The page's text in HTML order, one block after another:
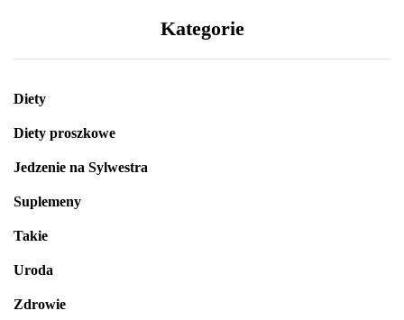
Kategorie
Diety
Diety proszkowe
Jedzenie na Sylwestra
Suplemeny
Takie
Uroda
Zdrowie